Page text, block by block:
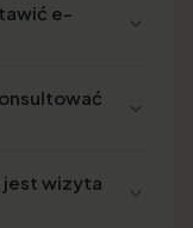
e-
wizyta